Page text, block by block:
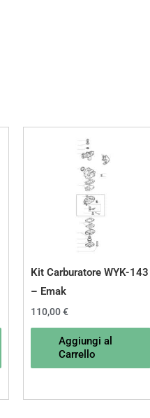
Kit Carburatore WYK-143
– Emak
110,00€
Aggiungi al
Carrello